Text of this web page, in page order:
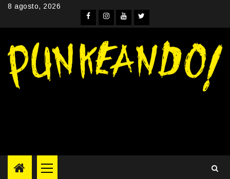
Skip8 agosto, 2026
Facebook
Instagram
YouTube
Twitter
Primary